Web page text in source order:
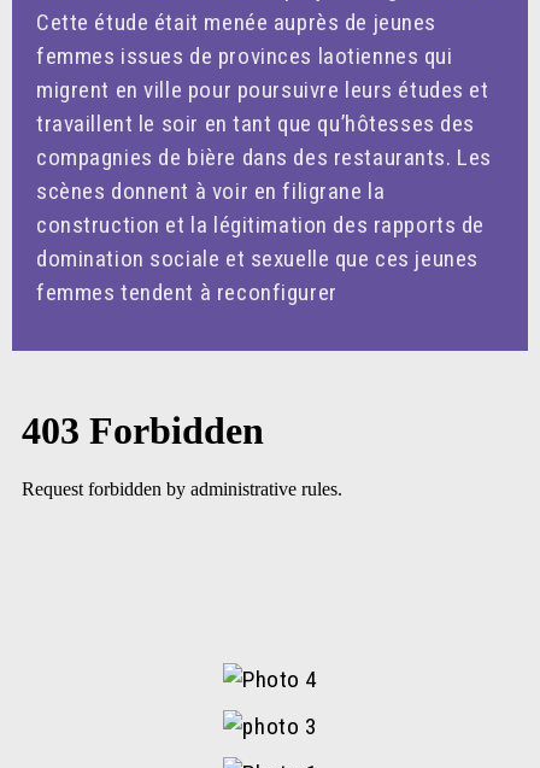
Cette étude était menée auprès de jeunes
femmes issues de provinces laotiennes qui
migrent en ville pour poursuivre leurs études et
travaillent le soir en tant que qu’hôtesses des
compagnies de bière dans des restaurants. Les
scènes donnent à voir en filigrane la
construction et la légitimation des rapports de
domination sociale et sexuelle que ces jeunes
femmes tendent à reconfigurer